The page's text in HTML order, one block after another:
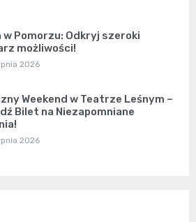
w Pomorzu: Odkryj szeroki
możliwości!
2026
Weekend w Teatrze Leśnym –
Bilet na Niezapomniane
2026